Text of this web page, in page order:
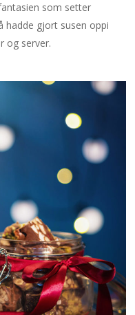
som setter
hadde gjort susen oppi
og server.